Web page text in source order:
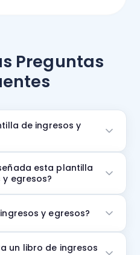
Preguntas
de ingresos y
esta plantilla
egresos?
y egresos?
un libro de ingresos